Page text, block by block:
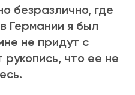
безразлично, где
Германии я был
не придут с
рукопись, что ее не